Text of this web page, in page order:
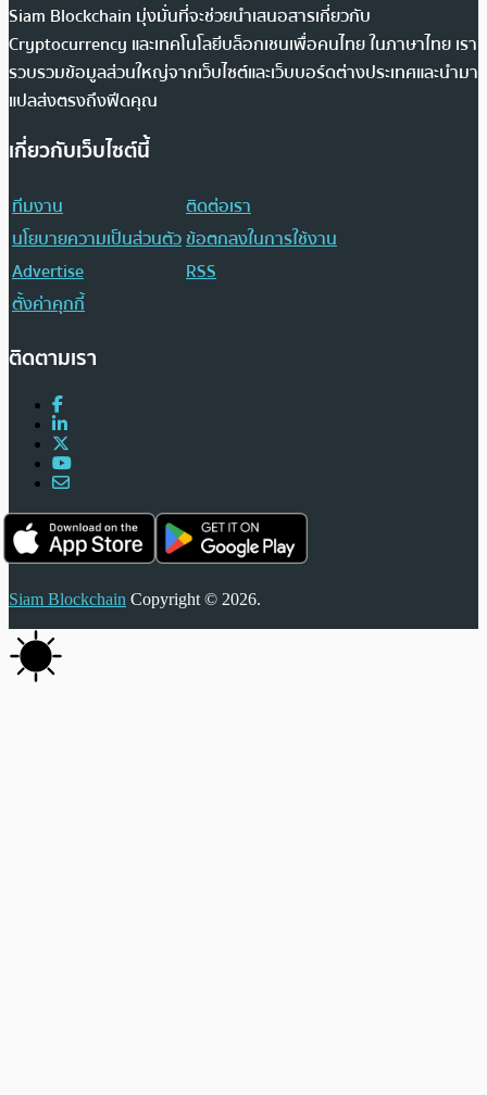
Siam Blockchain มุ่งมั่นที่จะช่วยนำเสนอสารเกี่ยวกับ
Cryptocurrency และเทคโนโลยีบล็อกเชนเพื่อคนไทย ในภาษาไทย เรา
รวบรวมข้อมูลส่วนใหญ่จากเว็บไซต์และเว็บบอร์ดต่างประเทศและนำมา
แปลส่งตรงถึงฟีดคุณ
เกี่ยวกับเว็บไซต์นี้
ทีมงาน
ติดต่อเรา
นโยบายความเป็นส่วนตัวข้อตกลงในการใช้งาน
Advertise
RSS
ตั้งค่าคุกกี้
ติดตามเรา
Siam Blockchain Copyright © 2026.